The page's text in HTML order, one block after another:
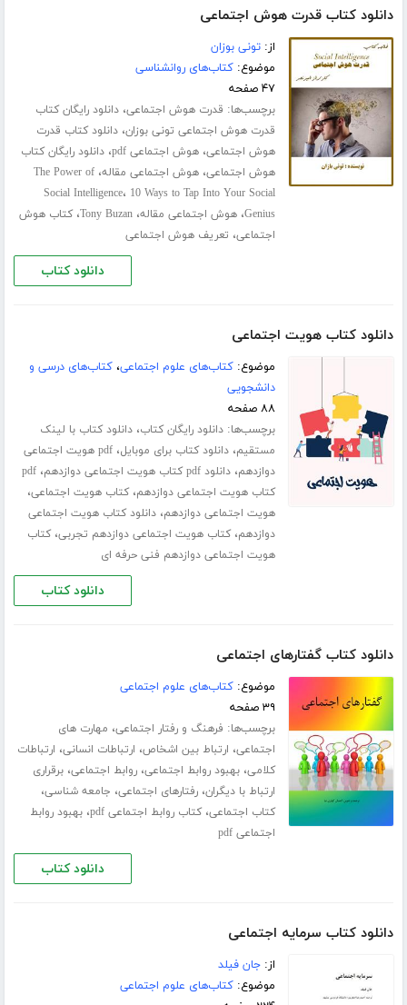
دانلود کتاب قدرت هوش اجتماعی
از:تونی بوزان
موضوع:کتاب‌های روانشناسی
۴۷ صفحه
برچسب‌ها: قدرت هوش اجتماعی،دانلود رایگان کتاب
قدرت هوش اجتماعی تونی بوزان،دانلود کتاب قدرت
هوش اجتماعی،هوش اجتماعی pdf ،دانلود رایگان کتاب
هوش اجتماعی،هوش اجتماعی مقاله،The Power of
Social Intelligence، 10 Ways to Tap Into Your Social
Genius،هوش اجتماعی مقاله،Tony Buzan،کتاب هوش
اجتماعی، تعریف هوش اجتماعی
دانلود کتاب
دانلود کتاب هویت اجتماعی
موضوع:کتاب‌های علوم اجتماعی،کتاب‌های درسی و
دانشجویی
۸۸ صفحه
برچسب‌ها:دانلود رایگان کتاب،دانلود کتاب با لینک
مستقیم،دانلود کتاب برای موبایل،
pdf هویت اجتماعی
دوازدهم،دانلود pdf کتاب هویت اجتماعی دوازدهم ،pdf
کتاب هویت اجتماعی دوازدهم،کتاب هویت اجتماعی،
هویت اجتماعی دوازدهم،دانلود کتاب هویت اجتماعی
دوازدهم،کتاب هویت اجتماعی دوازدهم تجربی،کتاب
هویت اجتماعی دوازدهم فنی حرفه ای
دانلود کتاب
دانلود کتاب گفتارهای اجتماعی
موضوع:کتاب‌های علوم اجتماعی
۳۹ صفحه
برچسب‌ها: فرهنگ و رفتار اجتماعی، مهارت های
اجتماعی، ارتباط بین اشخاص، ارتباطات انسانی، ارتباطات
کلامی،بهبود روابط اجتماعی،روابط اجتماعی،برقراری
ارتباط با دیگران،رفتارهای اجتماعی، جامعه شناسی،
کتاب اجتماعی،کتاب روابط اجتماعی pdf ،بهبود روابط
اجتماعی pdf
دانلود کتاب
دانلود کتاب سرمایه اجتماعی
از:جان فیلد
موضوع:کتاب‌های علوم اجتماعی